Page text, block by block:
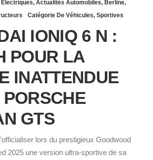
, Actualités Automobiles, Berline,
Catégorie De Véhicules, Sportives
IONIQ 6 N :
POUR LA
INATTENDUE
GTS
lors du prestigieux Goodwood
2025 une version ultra-sportive de sa